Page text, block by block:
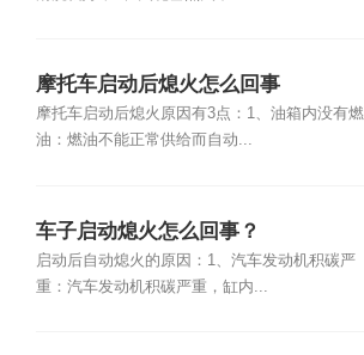
摩托车启动后熄火怎么回事
摩托车启动后熄火原因有3点：1、油箱内没有燃
油：燃油不能正常供给而自动...
车子启动熄火怎么回事？
启动后自动熄火的原因：1、汽车发动机积碳严
重：汽车发动机积碳严重，缸内...